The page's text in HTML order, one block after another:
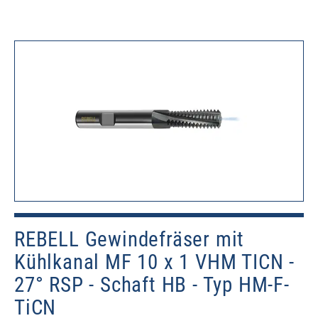
REBELL Gewindefräser mit
Kühlkanal MF 10 x 1 VHM TICN -
27° RSP - Schaft HB - Typ HM-F-
TiCN